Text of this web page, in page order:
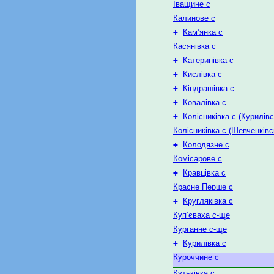
Іващине с
Калинове с
+
Кам’янка с
Касянівка с
+
Катеринівка с
+
Кислівка с
+
Кіндрашівка с
+
Ковалівка с
+
Колісниківка с
Колісниківка с
+
Колодязне с
Комісарове с
+
Кравцівка с
Красне Перше с
+
Кругляківка с
Куп’єваха с-ще
Курганне с-ще
+
Курилівка с
Куроччине с